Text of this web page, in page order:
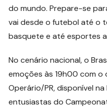
do mundo. Prepare-se
vai desde o futebol até o
basquete e até esportes
No cenário nacional, o
emoções às 19h00 com o
Operário/PR, disponível
entusiastas do